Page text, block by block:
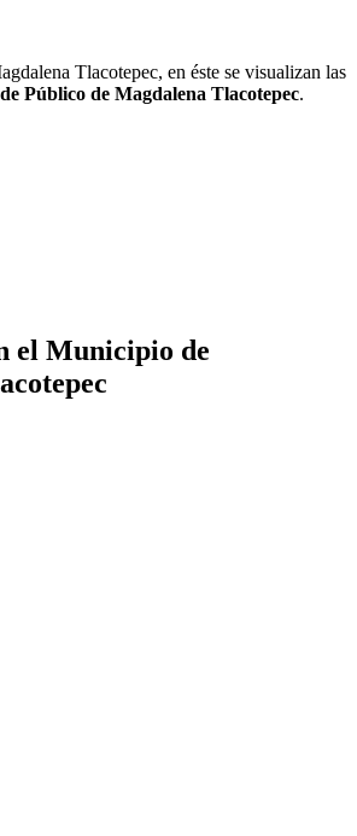
Tlacotepec, en éste se visualizan las
Público de Magdalena Tlacotepec.
el Municipio de